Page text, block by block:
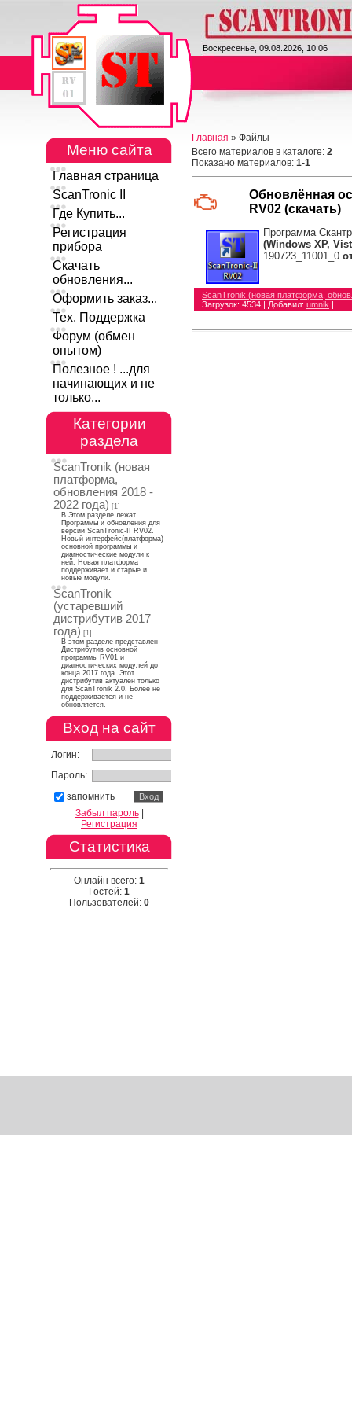
Воскресенье, 09.08.2026, 10:06
Меню сайта
Главная страница
ScanTronic II
Где Купить...
Регистрация
прибора
Скачать
обновления...
Оформить заказ...
Тех. Поддержка
Форум (обмен
опытом)
Полезное ! ...для
начинающих и не
только...
Категории
раздела
ScanTronik (новая
платформа,
обновления 2018 -
2022 года) [1]
В Этом разделе лежат
Программы и обновления для
версии ScanTronic-II RV02.
Новый интерфейс(платформа)
основной программы и
диагностические модули к
ней. Новая платформа
поддерживает и старые и
новые модули.
ScanTronik
(устаревший
дистрибутив 2017
года) [1]
В этом разделе представлен
Дистрибутив основной
программы RV01 и
диагностических модулей до
конца 2017 года. Этот
дистрибутив актуален только
для ScanTronik 2.0. Более не
поддерживается и не
обновляется.
Вход на сайт
Логин:
Пароль:
запомнить
Забыл пароль|
Регистрация
Статистика
Онлайн всего: 1
Гостей: 1
Пользователей: 0
Главная » Файлы
Всего материалов в каталоге: 2
Показано материалов: 1-1
Обновлённая
RV02 (скачать)
Программа
(Windows XP,
190723_11001_0
ScanTronik (новая платформа,
Загрузок: 4534 | Добавил: umnik |